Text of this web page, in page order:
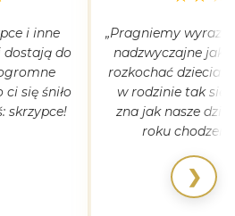
i inne
dostają do
ci się śniło
skrzypce!
„Pragniemy wyrazić
nadzwyczajne jak
rozkochać
w rodzinie tak się
zna jak nasze
roku
❯